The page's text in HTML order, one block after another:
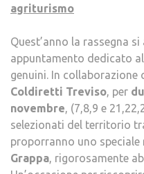
agriturismo
Quest’anno la rassegna
appuntamento dedicato
genuini. In collaborazione
Coldiretti Treviso, per
novembre, (7,8,9 e
selezionati del territorio
proporranno uno speciale
Grappa, rigorosamente